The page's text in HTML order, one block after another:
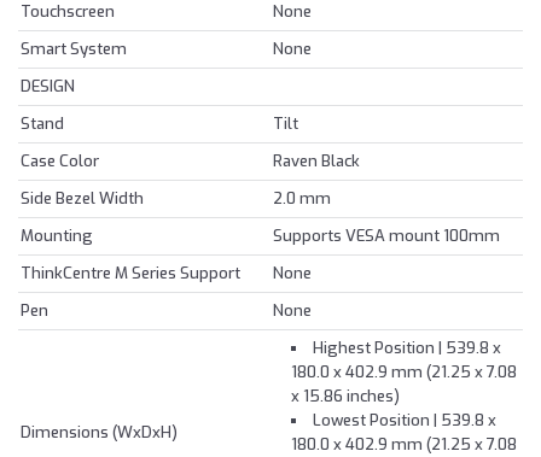
Touchscreen
None
Smart System
None
DESIGN
Stand
Tilt
Case Color
Raven Black
Side Bezel Width
2.0 mm
Mounting
Supports VESA mount 100mm
ThinkCentre M Series Support
None
Pen
None
Dimensions (WxDxH)
Highest Position | 539.8 x
180.0 x 402.9 mm (21.25 x 7.08
x 15.86 inches)
Lowest Position | 539.8 x
180.0 x 402.9 mm (21.25 x 7.08